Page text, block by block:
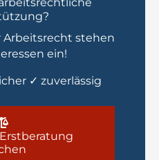
Arbeitsrecht stehen
ein!
✓ zuverlässig